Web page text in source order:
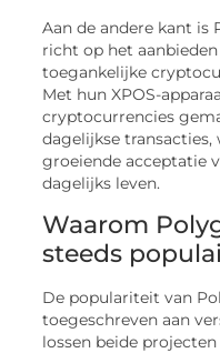
Aan de andere kant is
richt op het
toegankelijke
Met hun XPOS-
cryptocurrencies
dagelijkse
groeiende acceptatie
dagelijks leven.
Waarom
steeds
De populariteit van
toegeschreven aan
lossen beide